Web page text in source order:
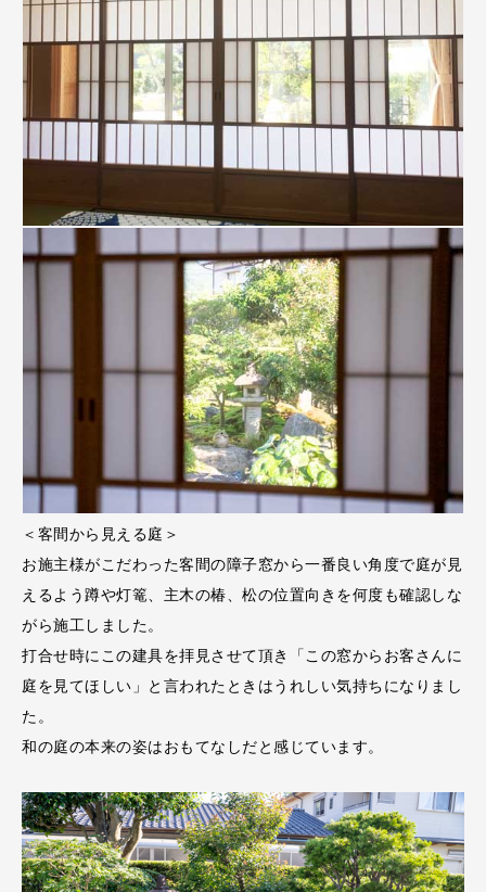
＜客間から見える庭＞
お施主様がこだわった客間の障子窓から一番良い角度で庭が見
えるよう蹲や灯篭、主木の椿、松の位置向きを何度も確認しな
がら施工しました。
打合せ時にこの建具を拝見させて頂き「この窓からお客さんに
庭を見てほしい」と言われたときはうれしい気持ちになりまし
た。
和の庭の本来の姿はおもてなしだと感じています。